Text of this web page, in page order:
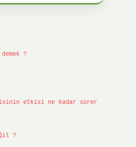
?
etkisi ne kadar sürer
?